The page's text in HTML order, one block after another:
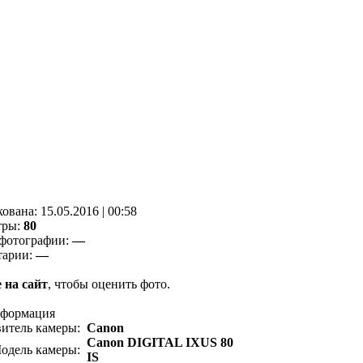
15.05.2016 | 00:58
80
—
—
на сайт, чтобы оценить фото.
камеры: Canon
камеры:
Canon DIGITAL IXUS 80
IS